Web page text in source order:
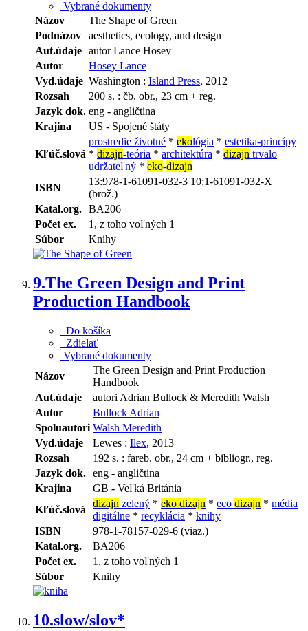
Vybrané dokumenty
Názov
The Shape of Green
Podnázov
aesthetics, ecology, and design
Aut.údaje autor Lance Hosey
Autor
Hosey Lance
Vyd.údaje Washington : Island Press, 2012
Rozsah
200 s. : čb. obr., 23 cm + reg.
Jazyk dok. eng - angličtina
Krajina
US - Spojené štáty
Kľúč.slová
prostredie životné * ekológia * estetika-princípy
* dizajn-teória * architektúra * dizajn trvalo
udržateľný * eko-dizajn
ISBN
13:978-1-61091-032-3 10:1-61091-032-X
(brož.)
Katal.org. BA206
Počet ex.
1, z toho voľných 1
Súbor
Knihy
9.The Green Design and Print
Production Handbook
Do košíka
Zdielať
Vybrané dokumenty
Názov
The Green Design and Print Production
Handbook
Aut.údaje
autori Adrian Bullock & Meredith Walsh
Autor
Bullock Adrian
Spoluautori Walsh Meredith
Vyd.údaje
Lewes : Ilex, 2013
Rozsah
192 s. : fareb. obr., 24 cm + bibliogr., reg.
Jazyk dok. eng - angličtina
Krajina
GB - Veľká Británia
Kľúč.slová
dizajn zelený * eko dizajn * eco dizajn * média
digitálne * recyklácia * knihy
ISBN
978-1-78157-029-6 (viaz.)
Katal.org.
BA206
Počet ex.
1, z toho voľných 1
Súbor
Knihy
10.slow/slov*